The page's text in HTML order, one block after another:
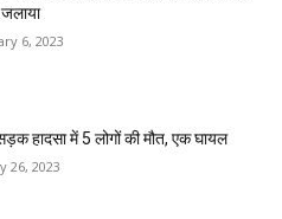
6, 2023
हादसा में 5 लोगों की मौत, एक घायल
26, 2023